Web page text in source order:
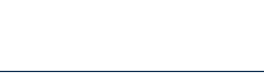
メンテナンスの正しい方法は？